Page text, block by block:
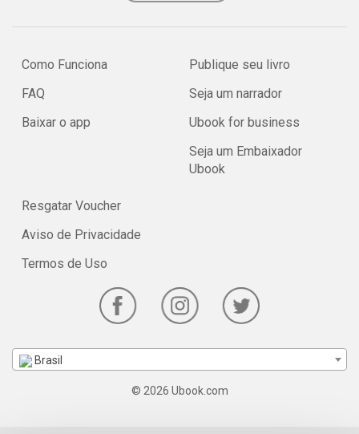
Como Funciona
FAQ
Baixar o app
Publique seu livro
Seja um narrador
Ubook for business
Seja um Embaixador
Ubook
Resgatar Voucher
Aviso de Privacidade
Termos de Uso
Brasil
© 2026 Ubook.com